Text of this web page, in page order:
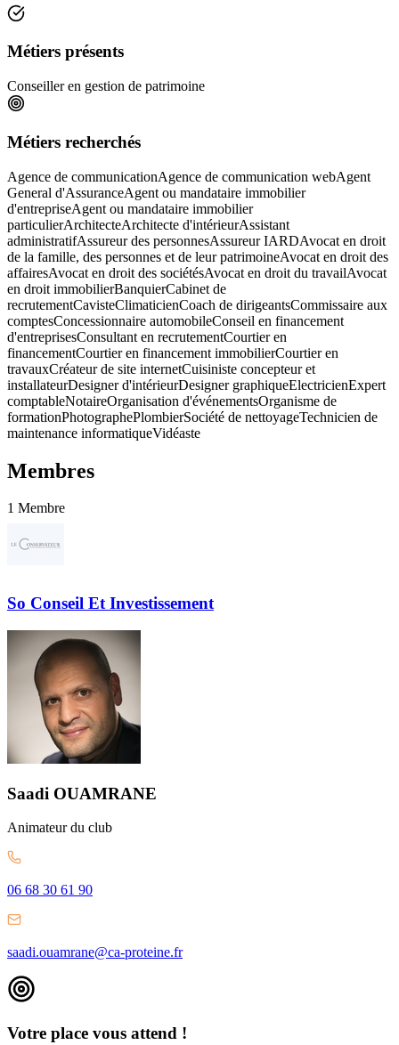
Métiers présents
Conseiller en gestion de patrimoine
Métiers recherchés
Agence de communicationAgence de communication webAgent
General d'AssuranceAgent ou mandataire immobilier
d'entrepriseAgent ou mandataire immobilier
particulierArchitecteArchitecte d'intérieurAssistant
administratifAssureur des personnesAssureur IARDAvocat en droit
de la famille, des personnes et de leur patrimoineAvocat en droit des
affairesAvocat en droit des sociétésAvocat en droit du travailAvocat
en droit immobilierBanquierCabinet de
recrutementCavisteClimaticienCoach de dirigeantsCommissaire aux
comptesConcessionnaire automobileConseil en financement
d'entreprisesConsultant en recrutementCourtier en
financementCourtier en financement immobilierCourtier en
travauxCréateur de site internetCuisiniste concepteur et
installateurDesigner d'intérieurDesigner graphiqueElectricienExpert
comptableNotaireOrganisation d'événementsOrganisme de
formationPhotographePlombierSociété de nettoyageTechnicien de
maintenance informatiqueVidéaste
Membres
1 Membre
So Conseil Et Investissement
Saadi OUAMRANE
Animateurdu club
06 68 30 61 90
saadi.ouamrane@ca-proteine.fr
Votre place vous attend !